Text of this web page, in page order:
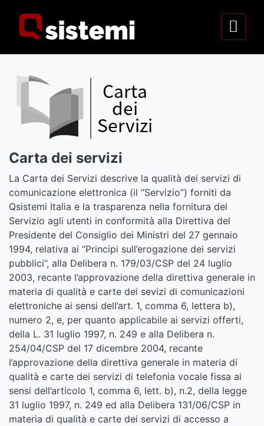
Carta dei servizi
La Carta dei Servizi descrive la qualità dei servizi di
comunicazione elettronica (il “Servizio”) forniti da
Qsistemi Italia e la trasparenza nella fornitura del
Servizio agli utenti in conformità alla Direttiva del
Presidente del Consiglio dei Ministri del 27 gennaio
1994, relativa ai “Principi sull’erogazione dei servizi
pubblici”, alla Delibera n. 179/03/CSP del 24 luglio
2003, recante l’approvazione della direttiva generale in
materia di qualità e carte dei sevizi di comunicazioni
elettroniche ai sensi dell’art. 1, comma 6, lettera b),
numero 2, e, per quanto applicabile ai servizi offerti,
della L. 31 luglio 1997, n. 249 e alla Delibera n.
254/04/CSP del 17 dicembre 2004, recante
l’approvazione della direttiva generale in materia di
qualità e carte dei servizi di telefonia vocale fissa ai
sensi dell’articolo 1, comma 6, lett. b), n.2, della legge
31 luglio 1997, n. 249 ed alla Delibera 131/06/CSP in
materia di qualità e carte dei servizi di accesso a